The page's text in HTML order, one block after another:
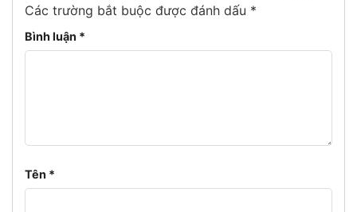
Các trường bắt buộc được đánh dấu *
Bình luận *
Tên *